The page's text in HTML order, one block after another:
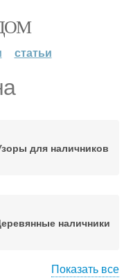
статьи
для наличников
наличники
Показать все